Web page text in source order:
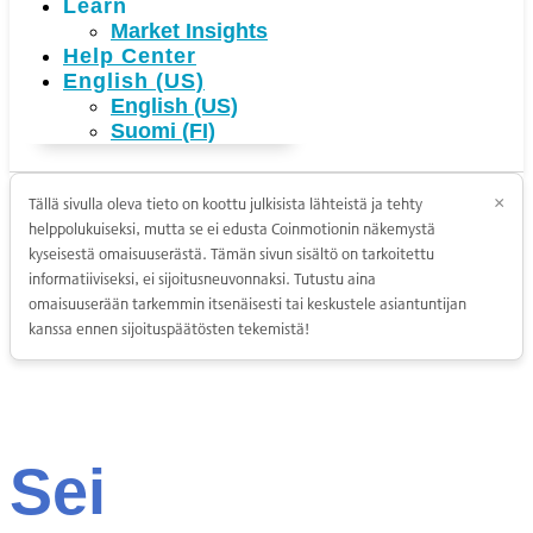
Learn
Market Insights
Help Center
English (US)
English (US)
Suomi (FI)
Tällä sivulla oleva tieto on koottu julkisista lähteistä ja tehty
helppolukuiseksi, mutta se ei edusta Coinmotionin näkemystä
kyseisestä omaisuuserästä. Tämän sivun sisältö on tarkoitettu
informatiiviseksi, ei sijoitusneuvonnaksi. Tutustu aina
omaisuuserään tarkemmin itsenäisesti tai keskustele asiantuntijan
kanssa ennen sijoituspäätösten tekemistä!
×
Sei